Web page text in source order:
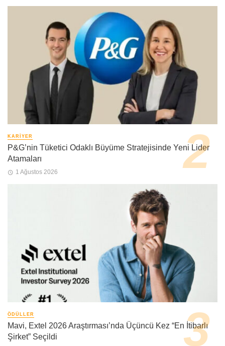
KARIYER
P&G’nin Tüketici Odaklı Büyüme Stratejisinde Yeni Lider
Atamaları
1 Ağustos 2026
ÖDÜLLER
Mavi, Extel 2026 Araştırması’nda Üçüncü Kez “En İtibarlı
Şirket” Seçildi